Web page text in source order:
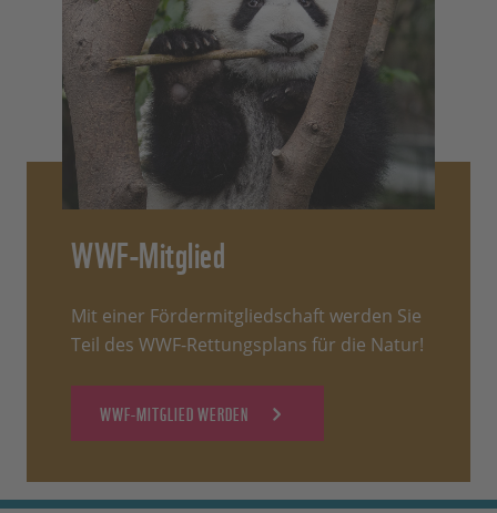
WWF-Mitglied
Mit einer Fördermitgliedschaft werden Sie
Teil des WWF-Rettungsplans für die Natur!
WWF-MITGLIED WERDEN